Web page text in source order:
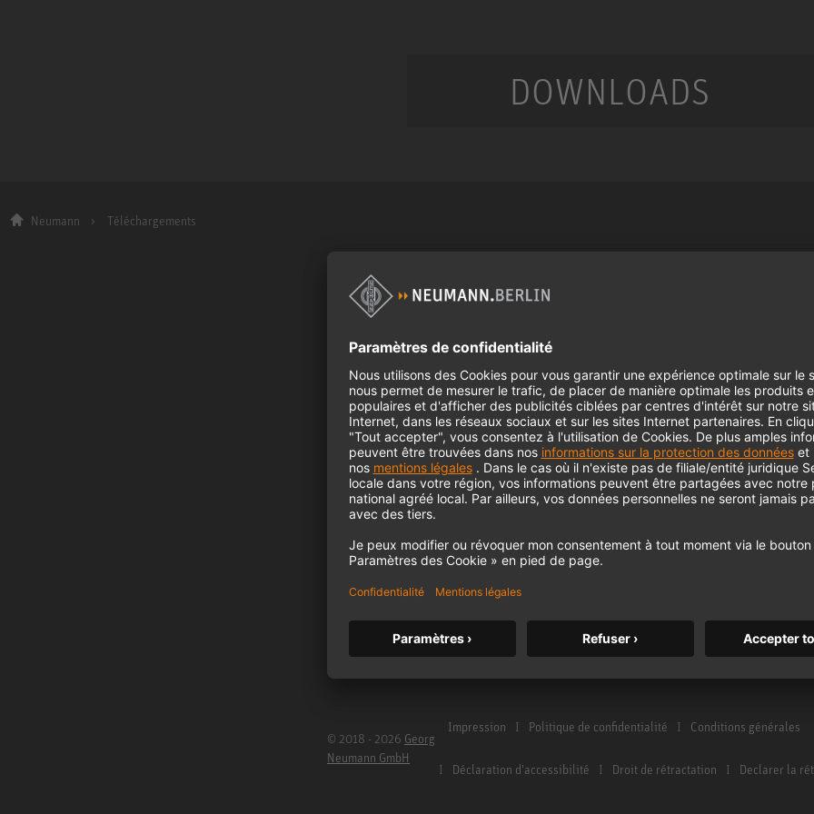
DOWNLOADS
Neumann Téléchargements
Entreprise
A propos de nous
Actualités
Neumann dans le home studio
Inscription à la newsletter
Emplois
Téléchargements
Garantie
Service et réparation
Distributeurs et points de service
Glossaire Microphones
Glossaire Moniteurs
Accessoires pour
Moniteurs
Accessoires pour
Casques d'écoute
Produits
© 2018 - 2026 Georg
Neumann GmbH
Impression Politique de confidentialité Conditions générales
Déclaration d'accessibilité Droit de rétractation Declarer la